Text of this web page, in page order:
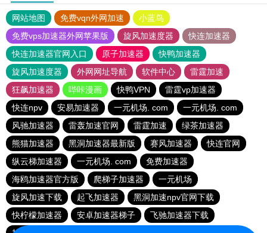
网站地图 免费vqn外网加速
小蓝鸟
免费vps加速器外网苹果版
旋风加速度器
快连加速器
快连加速器官网入口
原子加速器
快鸭加速器
旋风加速度器
外网网址导航 软件中心
雷霆加速
狂飙加速器
哔咔漫画 快鸭VPN
雷霆vp加速器
快连npv
安易加速器 一元机场. com
一元机场. com
风驰加速器
雷轰加速官网 雷霆加速
绿茶加速器
熊猫加速器
黑洞加速器最新版 赛风加速器
快连官网
纵云梯加速器
一元机场. com
免费加速器
海鸥加速器官方版
爬梯子加速器
一元机场
旋风加速下载
起飞加速器
黑洞加速npv官网下载
快柠檬加速器
安卓加速器梯子
飞驰加速器下载